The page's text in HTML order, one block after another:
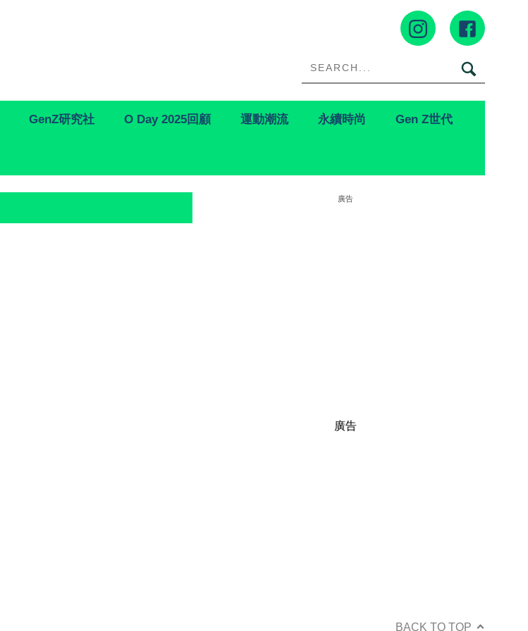
GenZ研究社 O Day 2025回顧 運動潮流 永續時尚 Gen Z世代
廣告
廣告
BACK TO TOP